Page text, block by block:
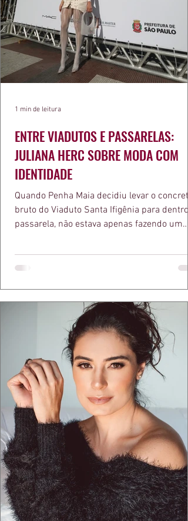
ENTRE VIADUTOS E PASSARELAS:
JULIANA HERC SOBRE MODA COM
IDENTIDADE
Quando Penha Maia decidiu levar o concreto
bruto do Viaduto Santa Ifigênia para dentro
passarela, não estava apenas fazendo um
a apresentadora e influenciadora Juliana
defende há tempos, o de que moda
estruturas geométricas, volumes
aquele concreto aparente típico da
arquitetura paulistana em peças de vestir,
1 min de leitura